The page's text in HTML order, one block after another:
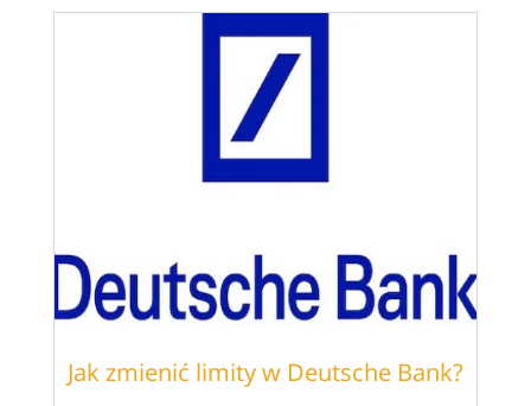
Jak zmienić limity w Deutsche Bank?